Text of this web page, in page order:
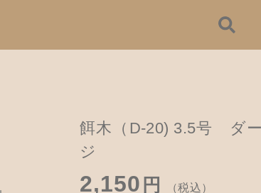
餌木（D-20) 3.5号 ダ
ジ
2,150 円 （税込）
カテゴリーから探す
ハンドメイドの餌木（エギ）
子カテゴリ